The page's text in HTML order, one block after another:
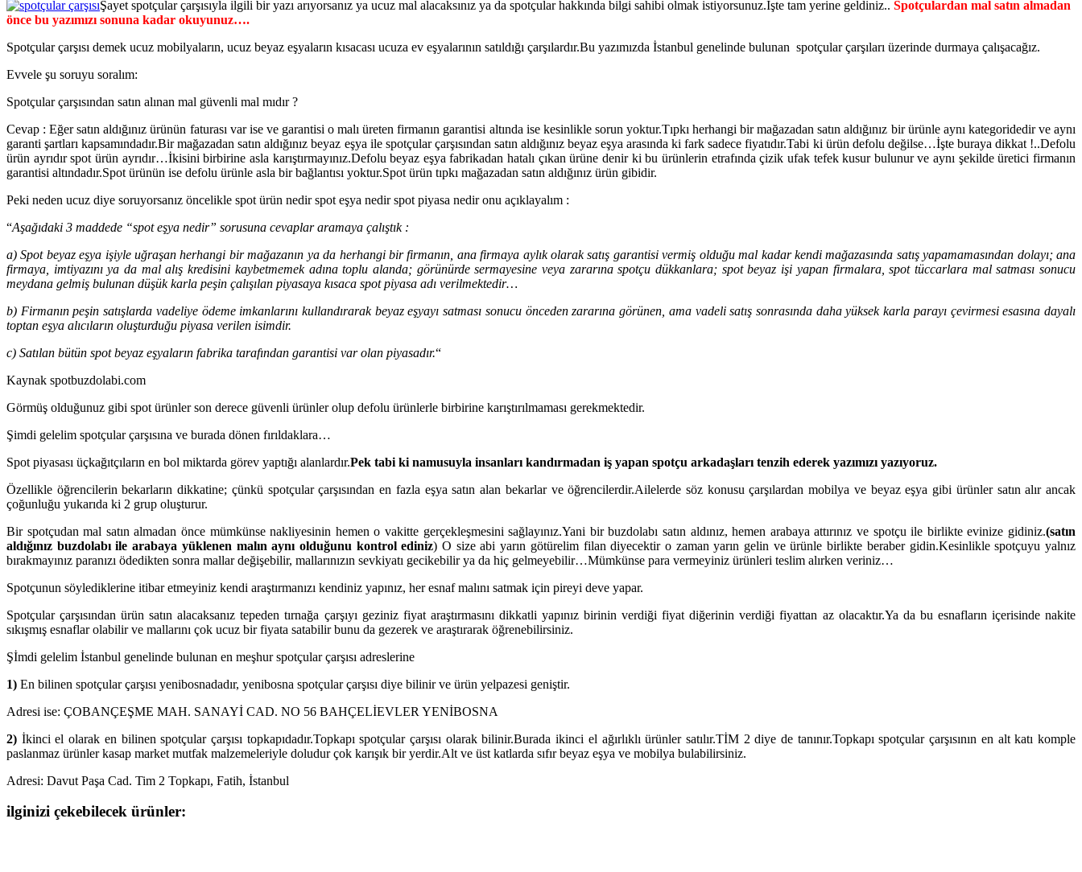
Şayet spotçular çarşısıyla ilgili bir yazı arıyorsanız ya ucuz mal alacaksınız ya da spotçular hakkında bilgi sahibi olmak istiyorsunuz.İşte tam yerine geldiniz.. Spotçulardan mal satın almadan
önce bu yazımızı sonuna kadar okuyunuz….
Spotçular çarşısı demek ucuz mobilyaların, ucuz beyaz eşyaların kısacası ucuza ev eşyalarının satıldığı çarşılardır.Bu yazımızda İstanbul genelinde bulunan spotçular çarşıları üzerinde durmaya çalışacağız.
Evvele şu soruyu soralım:
Spotçular çarşısından satın alınan mal güvenli mal mıdır ?
Cevap : Eğer satın aldığınız ürünün faturası var ise ve garantisi o malı üreten firmanın garantisi altında ise kesinlikle sorun yoktur.Tıpkı herhangi bir mağazadan satın aldığınız bir ürünle aynı kategoridedir ve aynı
garanti şartları kapsamındadır.Bir mağazadan satın aldığınız beyaz eşya ile spotçular çarşısından satın aldığınız beyaz eşya arasında ki fark sadece fiyatıdır.Tabi ki ürün defolu değilse…İşte buraya dikkat !..Defolu
ürün ayrıdır spot ürün ayrıdır…İkisini birbirine asla karıştırmayınız.Defolu beyaz eşya fabrikadan hatalı çıkan ürüne denir ki bu ürünlerin etrafında çizik ufak tefek kusur bulunur ve aynı şekilde üretici firmanın
garantisi altındadır.Spot ürünün ise defolu ürünle asla bir bağlantısı yoktur.Spot ürün tıpkı mağazadan satın aldığınız ürün gibidir.
Peki neden ucuz diye soruyorsanız öncelikle spot ürün nedir spot eşya nedir spot piyasa nedir onu açıklayalım :
“Aşağıdaki 3 maddede “spot eşya nedir” sorusuna cevaplar aramaya çalıştık :
a) Spot beyaz eşya işiyle uğraşan herhangi bir mağazanın ya da herhangi bir firmanın, ana firmaya aylık olarak satış garantisi vermiş olduğu mal kadar kendi mağazasında satış yapamamasından dolayı; ana
firmaya, imtiyazını ya da mal alış kredisini kaybetmemek adına toplu alanda; görünürde sermayesine veya zararına spotçu dükkanlara; spot beyaz işi yapan firmalara, spot tüccarlara mal satması sonucu
meydana gelmiş bulunan düşük karla peşin çalışılan piyasaya kısaca spot piyasa adı verilmektedir…
b) Firmanın peşin satışlarda vadeliye ödeme imkanlarını kullandırarak beyaz eşyayı satması sonucu önceden zararına görünen, ama vadeli satış sonrasında daha yüksek karla parayı çevirmesi esasına dayalı
toptan eşya alıcıların oluşturduğu piyasa verilen isimdir.
c) Satılan bütün spot beyaz eşyaların fabrika tarafından garantisi var olan piyasadır.“
Kaynak spotbuzdolabi.com
Görmüş olduğunuz gibi spot ürünler son derece güvenli ürünler olup defolu ürünlerle birbirine karıştırılmaması gerekmektedir.
Şimdi gelelim spotçular çarşısına ve burada dönen fırıldaklara…
Spot piyasası üçkağıtçıların en bol miktarda görev yaptığı alanlardır.Pek tabi ki namusuyla insanları kandırmadan iş yapan spotçu arkadaşları tenzih ederek yazımızı yazıyoruz.
Özellikle öğrencilerin bekarların dikkatine; çünkü spotçular çarşısından en fazla eşya satın alan bekarlar ve öğrencilerdir.Ailelerde söz konusu çarşılardan mobilya ve beyaz eşya gibi ürünler satın alır ancak
çoğunluğu yukarıda ki 2 grup oluşturur.
Bir spotçudan mal satın almadan önce mümkünse nakliyesinin hemen o vakitte gerçekleşmesini sağlayınız.Yani bir buzdolabı satın aldınız, hemen arabaya attırınız ve spotçu ile birlikte evinize gidiniz.(satın
aldığınız buzdolabı ile arabaya yüklenen malın aynı olduğunu kontrol ediniz) O size abi yarın götürelim filan diyecektir o zaman yarın gelin ve ürünle birlikte beraber gidin.Kesinlikle spotçuyu yalnız
bırakmayınız paranızı ödedikten sonra mallar değişebilir, mallarınızın sevkiyatı gecikebilir ya da hiç gelmeyebilir…Mümkünse para vermeyiniz ürünleri teslim alırken veriniz…
Spotçunun söylediklerine itibar etmeyiniz kendi araştırmanızı kendiniz yapınız, her esnaf malını satmak için pireyi deve yapar.
Spotçular çarşısından ürün satın alacaksanız tepeden tırnağa çarşıyı geziniz fiyat araştırmasını dikkatli yapınız birinin verdiği fiyat diğerinin verdiği fiyattan az olacaktır.Ya da bu esnafların içerisinde nakite
sıkışmış esnaflar olabilir ve mallarını çok ucuz bir fiyata satabilir bunu da gezerek ve araştırarak öğrenebilirsiniz.
Şİmdi gelelim İstanbul genelinde bulunan en meşhur spotçular çarşısı adreslerine
1) En bilinen spotçular çarşısı yenibosnadadır, yenibosna spotçular çarşısı diye bilinir ve ürün yelpazesi geniştir.
Adresi ise: ÇOBANÇEŞME MAH. SANAYİ CAD. NO 56 BAHÇELİEVLER YENİBOSNA
2) İkinci el olarak en bilinen spotçular çarşısı topkapıdadır.Topkapı spotçular çarşısı olarak bilinir.Burada ikinci el ağırlıklı ürünler satılır.TİM 2 diye de tanınır.Topkapı spotçular çarşısının en alt katı komple
paslanmaz ürünler kasap market mutfak malzemeleriyle doludur çok karışık bir yerdir.Alt ve üst katlarda sıfır beyaz eşya ve mobilya bulabilirsiniz.
Adresi: Davut Paşa Cad. Tim 2 Topkapı, Fatih, İstanbul
ilginizi çekebilecek ürünler: